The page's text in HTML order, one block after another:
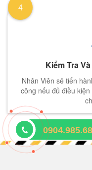
Kiểm Tra
Nhân Viên sẽ tiến
công nếu đủ điều
4